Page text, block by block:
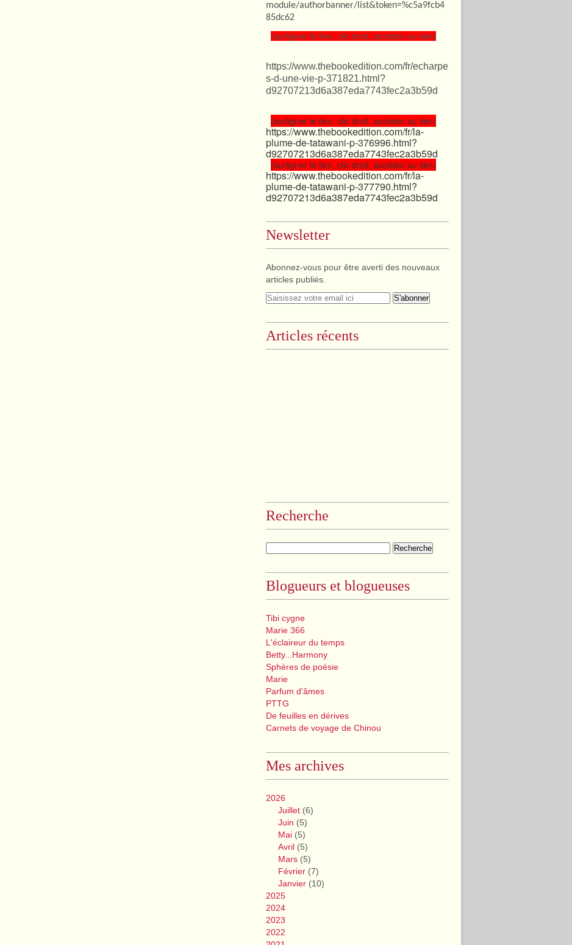
module/authorbanner/list&token=%c5a9fcb4
85dc62
(surligner le lien, clic droit, accéder au lien)
https://www.thebookedition.com/fr/echarpe
s-d-une-vie-p-371821.html?
d92707213d6a387eda7743fec2a3b59d
(surligner le lien, clic droit, accéder au lien)
https://www.thebookedition.com/fr/la-
plume-de-tatawani-p-376996.html?
d92707213d6a387eda7743fec2a3b59d
(surligner le lien, clic droit, accéder au lien)
https://www.thebookedition.com/fr/la-
plume-de-tatawani-p-377790.html?
d92707213d6a387eda7743fec2a3b59d
Newsletter
Abonnez-vous pour être averti des nouveaux
articles publiés.
Articles récents
Recherche
Blogueurs et blogueuses
Tibi cygne
Marie 366
L'éclaireur du temps
Betty...Harmony
Sphères de poésie
Marie
Parfum d'âmes
PTTG
De feuilles en dérives
Carnets de voyage de Chinou
Mes archives
2026
Juillet (6)
Juin (5)
Mai (5)
Avril (5)
Mars (5)
Février (7)
Janvier (10)
2025
2024
2023
2022